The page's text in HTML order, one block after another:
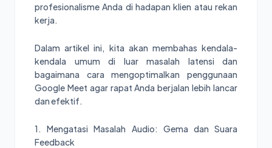
profesionalisme Anda di hadapan klien atau rekan
kerja.
Dalam artikel ini, kita akan membahas kendala-
kendala umum di luar masalah latensi dan
bagaimana cara mengoptimalkan penggunaan
Google Meet agar rapat Anda berjalan lebih lancar
dan efektif.
1. Mengatasi Masalah Audio: Gema dan Suara
Feedback